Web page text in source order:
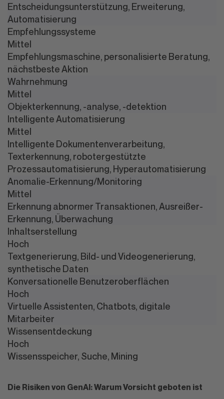
Entscheidungsunterstützung, Erweiterung,
Automatisierung
Empfehlungssysteme
Mittel
Empfehlungsmaschine, personalisierte Beratung,
nächstbeste Aktion
Wahrnehmung
Mittel
Objekterkennung, -analyse, -detektion
Intelligente Automatisierung
Mittel
Intelligente Dokumentenverarbeitung,
Texterkennung, robotergestützte
Prozessautomatisierung, Hyperautomatisierung
Anomalie-Erkennung/Monitoring
Mittel
Erkennung abnormer Transaktionen, Ausreißer-
Erkennung, Überwachung
Inhaltserstellung
Hoch
Textgenerierung, Bild- und Videogenerierung,
synthetische Daten
Konversationelle Benutzeroberflächen
Hoch
Virtuelle Assistenten, Chatbots, digitale
Mitarbeiter
Wissensentdeckung
Hoch
Wissensspeicher, Suche, Mining
Die Risiken von GenAI: Warum Vorsicht geboten ist